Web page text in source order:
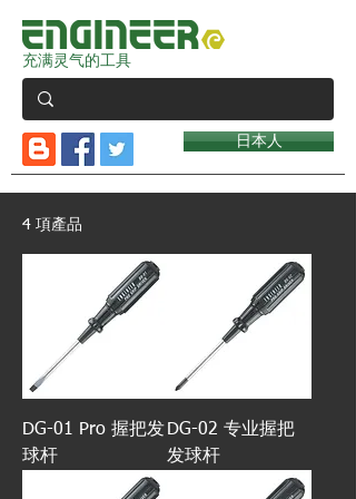
充满灵气的工具
日本人
4 項產品
DG-01 Pro 握把发
球杆
DG-02 专业握把
发球杆